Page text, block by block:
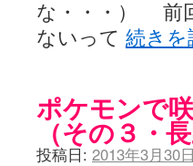
な・・・） 前
ないって 続きを
ポケモンで
（その３・
投稿日: 2013年3月30日